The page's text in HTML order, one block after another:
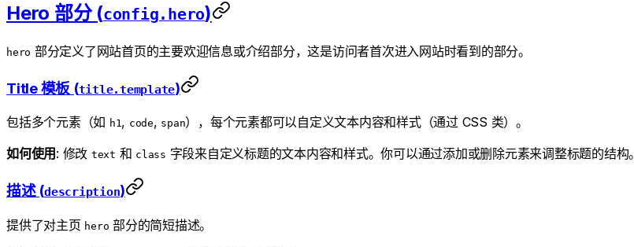
Hero 部分 (config.hero)
hero 部分定义了网站首页的主要欢迎信息或介绍部分，这是访问者首次进入网站时看到的部分。
Title 模板 (title.template)
包括多个元素（如 h1, code, span），每个元素都可以自定义文本内容和样式（通过 CSS 类）。
如何使用 : 修改 text 和 class 字段来自定义标题的文本内容和样式。你可以通过添加或删除元素来调整标题的结构。
描述 (description)
提供了对主页 hero 部分的简短描述。